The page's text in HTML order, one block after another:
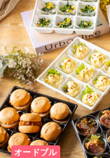
オードブル